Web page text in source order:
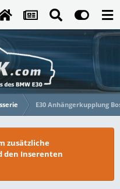
E30 Anhängerkupplung
zusätzliche
den Inserenten